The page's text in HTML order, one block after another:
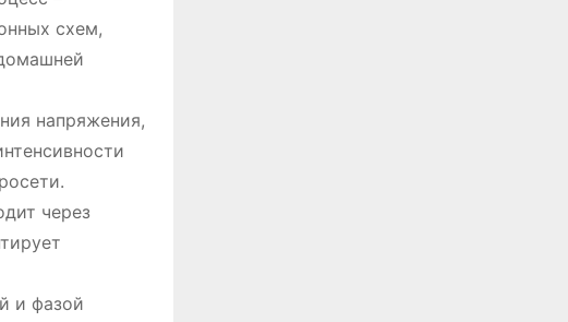
схем,
напряжения,
через
и фазой